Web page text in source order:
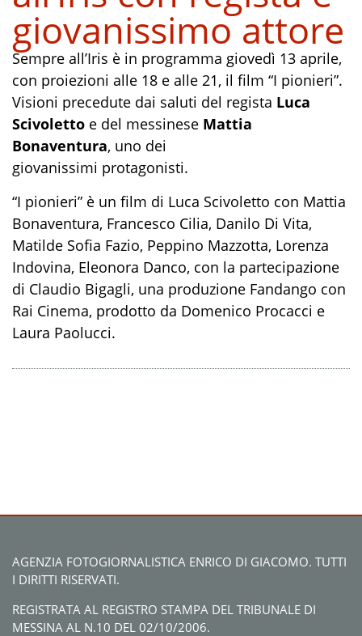
giovanissimo attore
Sempre all’Iris è in programma giovedì 13 aprile,
con proiezioni alle 18 e alle 21, il film “I pionieri”.
Visioni precedute dai saluti del regista Luca
Scivoletto e del messinese Mattia
Bonaventura, uno dei
giovanissimi protagonisti.
“I pionieri” è un film di Luca Scivoletto con Mattia
Bonaventura, Francesco Cilia, Danilo Di Vita,
Matilde Sofia Fazio, Peppino Mazzotta, Lorenza
Indovina, Eleonora Danco, con la partecipazione
di Claudio Bigagli, una produzione Fandango con
Rai Cinema, prodotto da Domenico Procacci e
Laura Paolucci.
AGENZIA FOTOGIORNALISTICA ENRICO DI GIACOMO. TUTTI
I DIRITTI RISERVATI.
REGISTRATA AL REGISTRO STAMPA DEL TRIBUNALE DI
MESSINA AL N.10 DEL 02/10/2006.